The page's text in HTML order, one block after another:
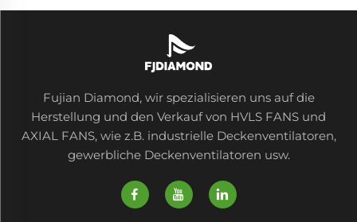
Fujian Diamond, wir spezialisieren uns auf die
Herstellung und den Verkauf von HVLS FANS und
AXIAL FANS, wie z.B. industrielle Deckenventilatoren,
gewerbliche Deckenventilatoren usw.